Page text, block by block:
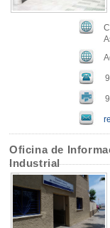
Oficina de
Industrial